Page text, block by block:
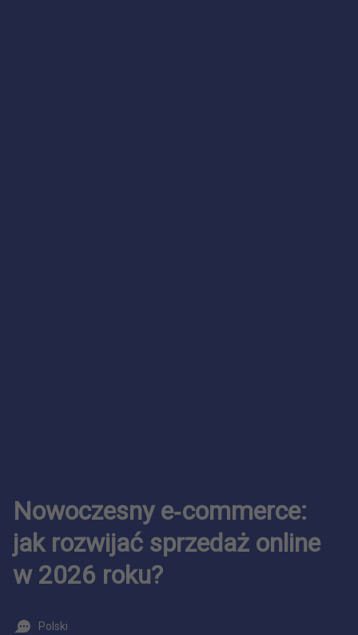
Nowoczesny e‑commerce:
jak rozwijać sprzedaż online
w 2026 roku?
Polski